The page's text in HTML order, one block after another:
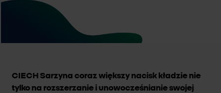
CIECH Sarzyna coraz większy nacisk kładzie nie
tylko na rozszerzanie i unowocześnianie swojej